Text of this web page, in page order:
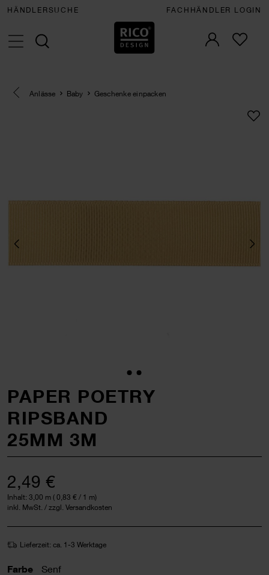
HÄNDLERSUCHE FACHHÄNDLER LOGIN
Eine Kategorie zurück navigieren
Anlässe Baby Geschenke einpacken
PAPER POETRY
RIPSBAND
25MM 3M
2,49 €
Inhalt: 3,00 m ( 0,83 € / 1 m)
inkl. MwSt. / zzgl. Versandkosten
Lieferzeit: ca. 1-3 Werktage
Farbe Senf